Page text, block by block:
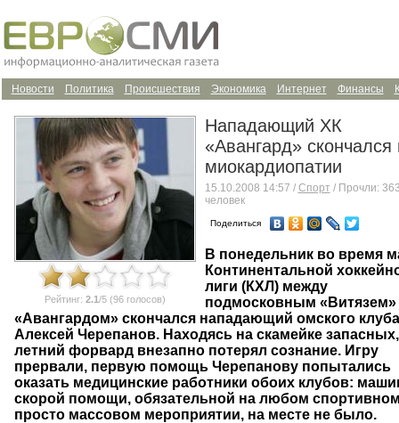
Финансы
Интернет
Экономика
Происшествия
Политика
Новости
Рейтинг: 2.1/5 (96 голосов)
Нападающий ХК
«Авангард» скончался
миокардиопатии
15.10.2008 14:57 / Спорт / Прочли:
человек
Поделиться
В понедельник во время
Континентальной
лиги (КХЛ) между
подмосковным «Витязем»
«Авангардом» скончался нападающий омского клуба
Алексей Черепанов. Находясь на скамейке
летний форвард внезапно потерял сознание. Игру
прервали, первую помощь Черепанову попытались
оказать медицинские работники обоих клубов:
скорой помощи, обязательной на любом
просто массовом мероприятии, на месте не было.